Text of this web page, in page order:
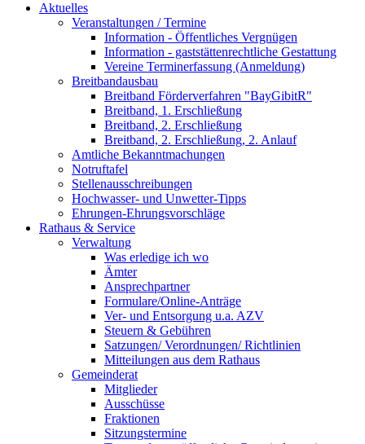
Aktuelles
Veranstaltungen / Termine
Information - Öffentliches Vergnügen
Information - gaststättenrechtliche Gestattung
Vereine Terminerfassung (Anmeldung)
Breitbandausbau
Breitband Förderverfahren "BayGibitR"
Breitband, 1. Erschließung
Breitband, 2. Erschließung
Breitband, 2. Erschließung, 2. Anlauf
Amtliche Bekanntmachungen
Notruftafel
Stellenausschreibungen
Hochwasser- und Unwetter-Tipps
Ehrungen-Ehrungsvorschläge
Rathaus & Service
Verwaltung
Was erledige ich wo
Ämter
Ansprechpartner
Formulare/Online-Anträge
Ver- und Entsorgung u.a. AZV
Steuern & Gebühren
Satzungen/ Verordnungen/ Richtlinien
Mitteilungen aus dem Rathaus
Gemeinderat
Mitglieder
Ausschüsse
Fraktionen
Sitzungstermine